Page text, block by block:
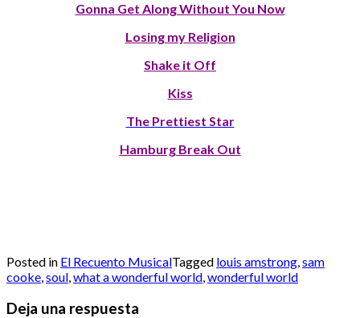
Gonna Get Along Without You Now
Losing my Religion
Shake it Off
Kiss
The Prettiest Star
Hamburg Break Out
Posted in El Recuento MusicalTagged louis amstrong,sam
cooke,soul,what a wonderful world,wonderful world
Deja una respuesta